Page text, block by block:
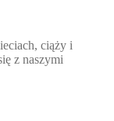
ciąży i
z naszymi